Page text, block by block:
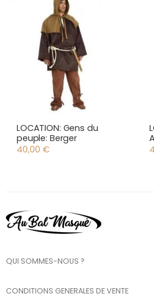
LOCATION: Gens du
peuple: Berger
40,00 €
QUI SOMMES-NOUS ?
CONDITIONS GENERALES DE VENTE